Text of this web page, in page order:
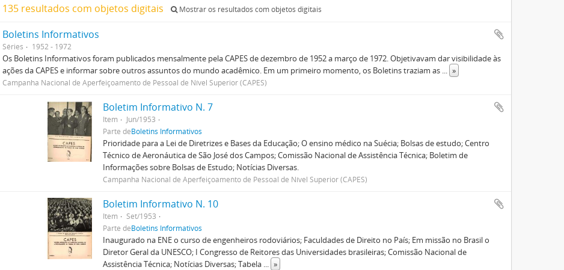
135 resultados com objetos digitais Mostrar os resultados com objetos digitais
Boletins Informativos
Séries 1952 - 1972
Os Boletins Informativos foram publicados mensalmente pela CAPES de dezembro de 1952 a março de 1972. Objetivavam dar visibilidade às
ações da CAPES e informar sobre outros assuntos do mundo acadêmico. Em um primeiro momento, os Boletins traziam as ... »
Campanha Nacional de Aperfeiçoamento de Pessoal de Nível Superior (CAPES)
Boletim Informativo N. 7
Item
Jun/1953
Parte deBoletins Informativos
Prioridade para a Lei de Diretrizes e Bases da Educação; O ensino médico na Suécia; Bolsas de estudo; Centro
Técnico de Aeronáutica de São José dos Campos; Comissão Nacional de Assistência Técnica; Boletim de
Informações sobre Bolsas de Estudo; Notícias Diversas.
Campanha Nacional de Aperfeiçoamento de Pessoal de Nível Superior (CAPES)
Boletim Informativo N. 10
Item
Set/1953
Parte deBoletins Informativos
Inaugurado na ENE o curso de engenheiros rodoviários; Faculdades de Direito no País; Em missão no Brasil o
Diretor Geral da UNESCO; I Congresso de Reitores das Universidades brasileiras; Comissão Nacional de
Assistência Técnica; Notícias Diversas; Tabela ... »